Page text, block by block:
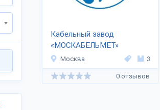
Кабельный завод
«МОСКАБЕЛЬМЕТ»
Москва 3
0 отзывов